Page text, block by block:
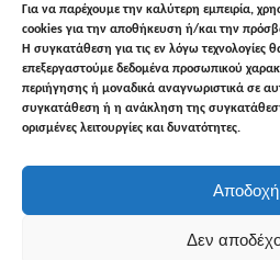
Για να παρέχουμε την καλύτερη εμπειρία,
cookies για την αποθήκευση ή/και την
Η συγκατάθεση για τις εν λόγω τεχνολογίες
επεξεργαστούμε δεδομένα προσωπικού
περιήγησης ή μοναδικά αναγνωριστικά σε
συγκατάθεση ή η ανάκληση της
ορισμένες λειτουργίες και δυνατότητες.
Αποδοχή
Δεν
κρούσματα κορονοϊού(18) λαϊκή
σπυροπουλος(7) υγεια(148)
Copyright © 2026Φωνή της